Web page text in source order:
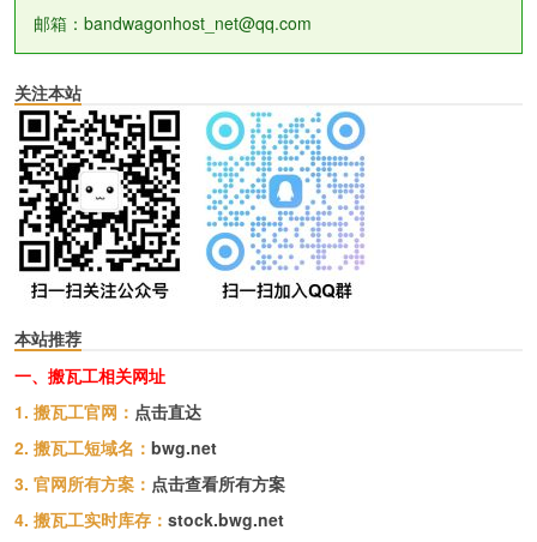
邮箱：bandwagonhost_net@qq.com
关注本站
本站推荐
一、搬瓦工相关网址
1. 搬瓦工官网： 点击直达
2. 搬瓦工短域名： bwg.net
3. 官网所有方案： 点击查看所有方案
4. 搬瓦工实时库存： stock.bwg.net